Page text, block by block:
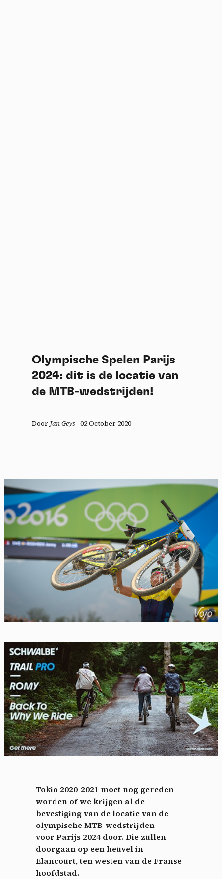
Olympische Spelen Parijs
2024: dit is de locatie van
de MTB-wedstrijden!
Door Jan Geys- 02 October 2020
Tokio 2020-2021 moet nog gereden
worden of we krijgen al de
bevestiging van de locatie van de
olympische MTB-wedstrijden
voor Parijs 2024 door. Die zullen
doorgaan op een heuvel in
Elancourt, ten westen van de Franse
hoofdstad.